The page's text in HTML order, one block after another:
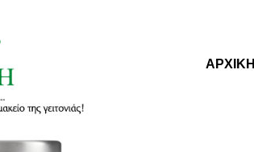
ΑΡΧΙΚΗ